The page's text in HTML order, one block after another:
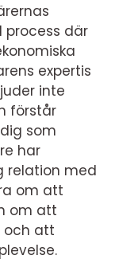
process där
expertis
inte
förstår
som
har
relation med
om att
om att
och att